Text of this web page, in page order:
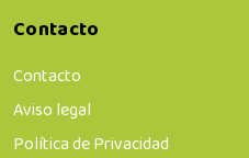
Contacto
Contacto
Aviso legal
Política de Privacidad